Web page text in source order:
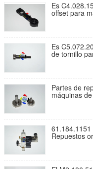
Es
offset para
Es
de tornillo
Partes de
máquinas
Repuestos